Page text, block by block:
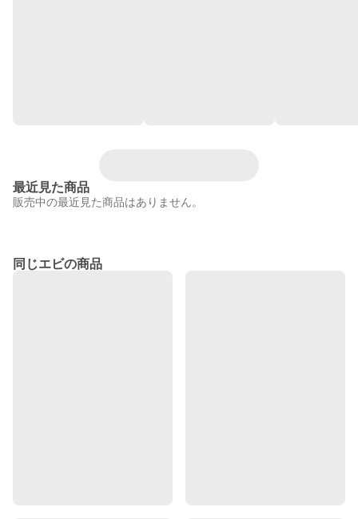
最近見た商品
販売中の最近見た商品はありません。
同じエビの商品